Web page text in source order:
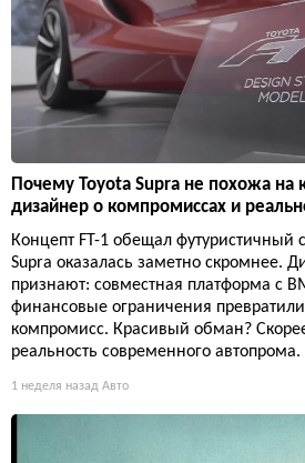
Почему Toyota Supra не похожа на
дизайнер о компромиссах и
Концепт FT-1 обещал футуристичный
Supra оказалась заметно скромнее.
признают: совместная платформа с
финансовые ограничения
компромисс. Красивый обман?
реальность современного автопрома.
1 неделя назад Авто